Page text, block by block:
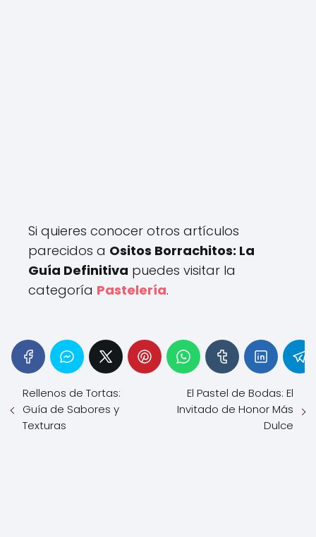
Si quieres conocer otros artículos
parecidos a Ositos Borrachitos: La
Guía Definitiva puedes visitar la
categoría Pastelería.
Rellenos de Tortas:
Guía de Sabores y
Texturas
El Pastel de Bodas: El
Invitado de Honor Más
Dulce